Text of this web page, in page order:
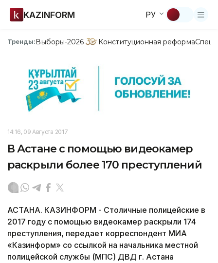
KAZINFORM РУ
Тренды:Выборы-2026 Конституционная реформа
14:16, 09 Августа 2017
В Астане с помощью видеокамер
раскрыли более 170 преступлений
АСТАНА. КАЗИНФОРМ - Столичные полицейские в
2017 году с помощью видеокамер раскрыли 174
преступления, передает корреспондент МИА
«Казинформ» со ссылкой на начальника местной
полицейской службы (МПС) ДВД г. Астана